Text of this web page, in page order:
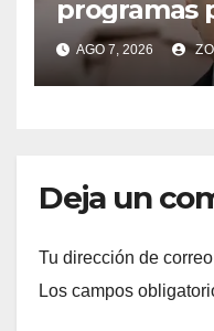
programas
áreas
Raúl Onofre
AGO 7, 2026
Deja un
Tu dirección de
Los campos